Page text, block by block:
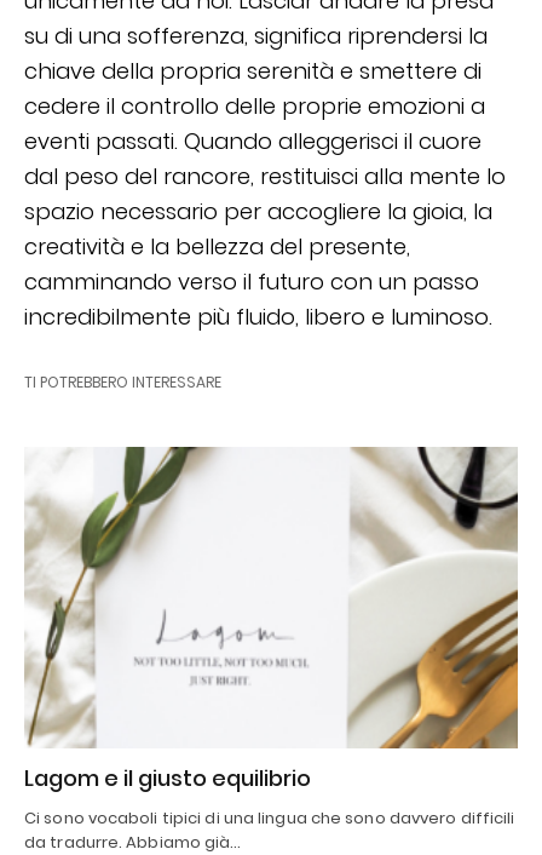
su di una sofferenza, significa riprendersi la
chiave della propria serenità e smettere di
cedere il controllo delle proprie emozioni a
eventi passati. Quando alleggerisci il cuore
dal peso del rancore, restituisci alla mente lo
spazio necessario per accogliere la gioia, la
creatività e la bellezza del presente,
camminando verso il futuro con un passo
incredibilmente più fluido, libero e luminoso.
TI POTREBBERO INTERESSARE
Lagom e il giusto equilibrio
Ci sono vocaboli tipici di una lingua che sono davvero difficili
da tradurre. Abbiamo già…